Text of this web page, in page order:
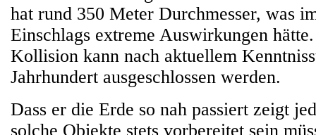
hat rund 350 Meter Durchmesser, was
Einschlags extreme Auswirkungen
Kollision kann nach aktuellem
Jahrhundert ausgeschlossen werden.
Dass er die Erde so nah passiert zeigt
solche Objekte stets vorbereitet sein